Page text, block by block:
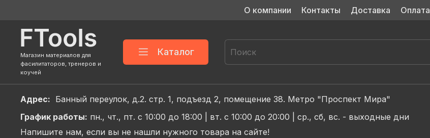
О компании Контакты Доставка Оплата
Магазин материалов для
фасилитаторов, тренеров и
коучей
Каталог
Адрес: Банный переулок, д.2. стр. 1, подъезд 2, помещение 38. Метро "Проспект Мира"
График работы: пн., чт., пт. с 10:00 до 18:00 | вт. с 10:00 до 20:00 | ср., сб, вс. - выходные дни
Напишите нам, если вы не нашли нужного товара на сайте!